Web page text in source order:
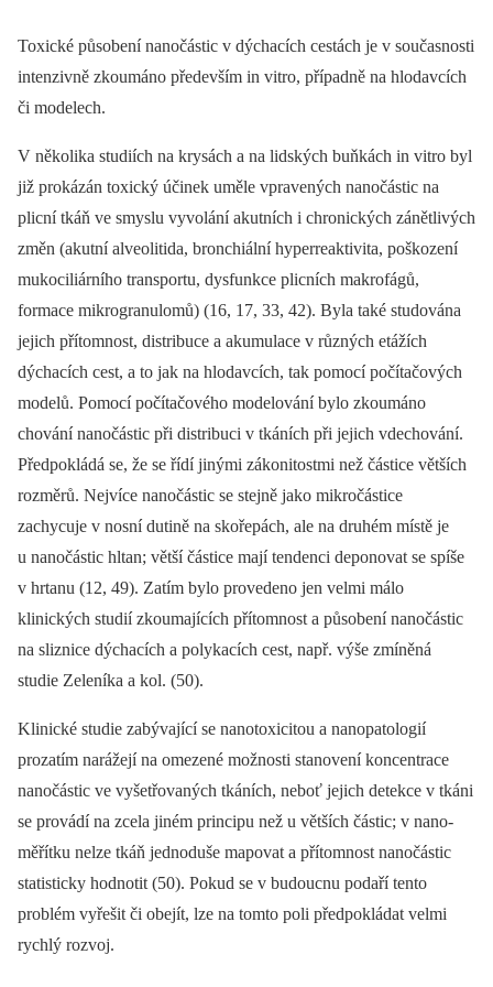
Toxické působení nanočástic v dýchacích cestách je v současnosti
intenzivně zkoumáno především in vitro, případně na hlodavcích
či modelech.
V několika studiích na krysách a na lidských buňkách in vitro byl
již prokázán toxický účinek uměle vpravených nanočástic na
plicní tkáň ve smyslu vyvolání akutních i chronických zánětlivých
změn (akutní alveolitida, bronchiální hyperreaktivita, poškození
mukociliárního transportu, dysfunkce plicních makrofágů,
formace mikrogranulomů) (16, 17, 33, 42). Byla také studována
jejich přítomnost, distribuce a akumulace v různých etážích
dýchacích cest, a to jak na hlodavcích, tak pomocí počítačových
modelů. Pomocí počítačového modelování bylo zkoumáno
chování nanočástic při distribuci v tkáních při jejich vdechování.
Předpokládá se, že se řídí jinými zákonitostmi než částice větších
rozměrů. Nejvíce nanočástic se stejně jako mikročástice
zachycuje v nosní dutině na skořepách, ale na druhém místě je
u nanočástic hltan; větší částice mají tendenci deponovat se spíše
v hrtanu (12, 49). Zatím bylo provedeno jen velmi málo
klinických studií zkoumajících přítomnost a působení nanočástic
na sliznice dýchacích a polykacích cest, např. výše zmíněná
studie Zeleníka a kol. (50).
Klinické studie zabývající se nanotoxicitou a nanopatologií
prozatím narážejí na omezené možnosti stanovení koncentrace
nanočástic ve vyšetřovaných tkáních, neboť jejich detekce v tkáni
se provádí na zcela jiném principu než u větších částic; v nano-
měřítku nelze tkáň jednoduše mapovat a přítomnost nanočástic
statisticky hodnotit (50). Pokud se v budoucnu podaří tento
problém vyřešit či obejít, lze na tomto poli předpokládat velmi
rychlý rozvoj.